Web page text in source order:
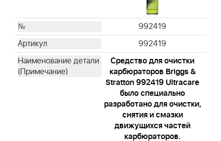
992419
992419
Средство для очистки
карбюраторов Briggs &
Stratton 992419 Ultracare
было специально
разработано для очистки,
снятия и смазки
движущихся частей
карбюраторов.